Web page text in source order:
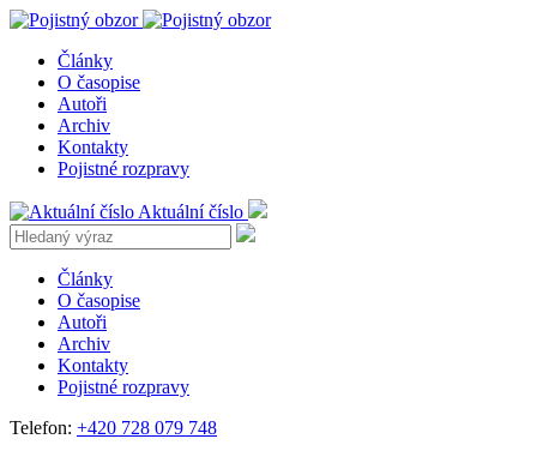
Články
O časopise
Autoři
Archiv
Kontakty
Pojistné rozpravy
Aktuální číslo
Články
O časopise
Autoři
Archiv
Kontakty
Pojistné rozpravy
Telefon: +420 728 079 748